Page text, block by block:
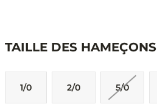
TAILLE DES HAMEÇONS
1/0 2/0 5/0